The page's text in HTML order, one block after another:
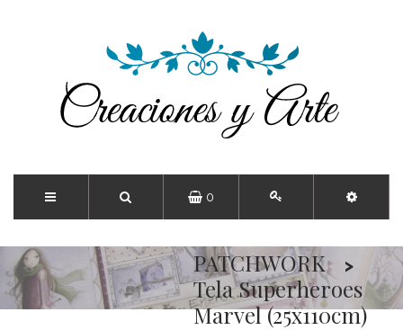
0
PATCHWORK
Tela Superheroes
Marvel (25x110cm)